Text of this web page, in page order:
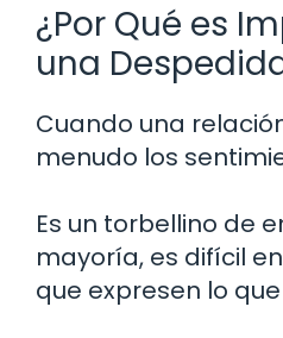
¿Por Qué es
una
Cuando una
menudo los
Es un torbellino de
mayoría, es difícil
que expresen lo